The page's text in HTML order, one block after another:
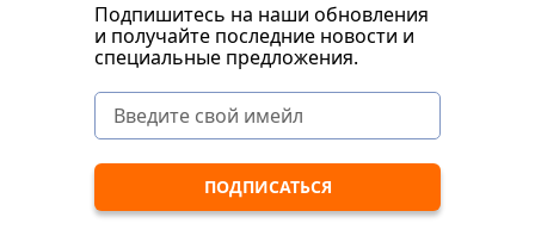
Подпишитесь на наши обновления
и получайте последние новости и
специальные предложения.